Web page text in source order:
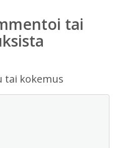
tai
tai kokemus